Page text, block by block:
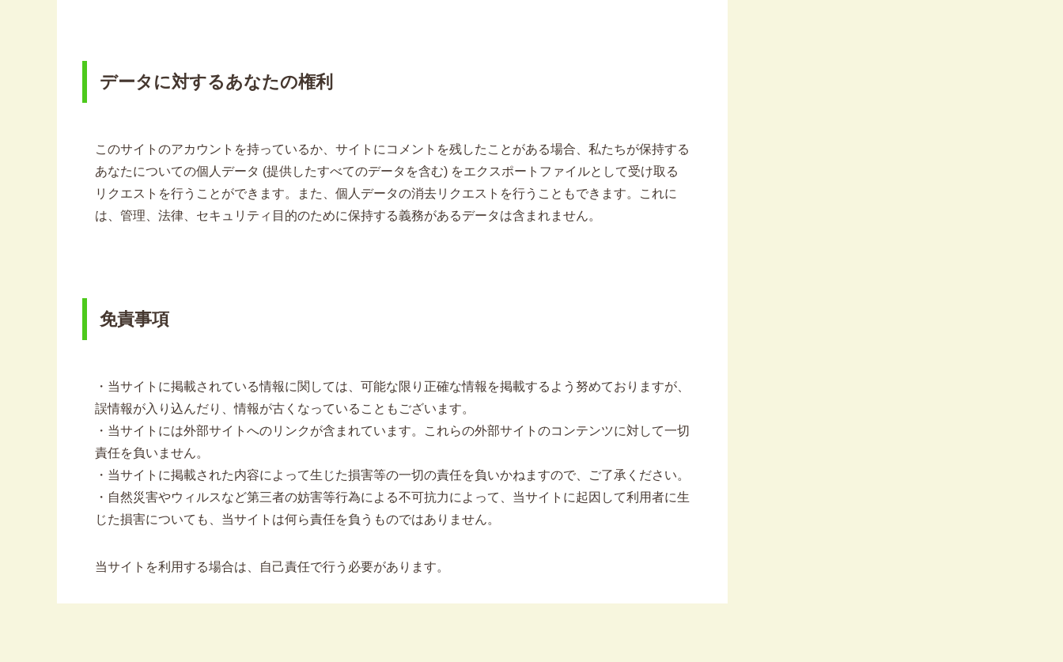
データに対するあなたの権利
このサイトのアカウントを持っているか、サイトにコメントを残したことがある場合、私たちが保持する
あなたについての個人データ (提供したすべてのデータを含む) をエクスポートファイルとして受け取る
リクエストを行うことができます。また、個人データの消去リクエストを行うこともできます。これに
は、管理、法律、セキュリティ目的のために保持する義務があるデータは含まれません。
免責事項
・当サイトに掲載されている情報に関しては、可能な限り正確な情報を掲載するよう努めておりますが、
誤情報が入り込んだり、情報が古くなっていることもございます。
・当サイトには外部サイトへのリンクが含まれています。これらの外部サイトのコンテンツに対して一切
責任を負いません。
・当サイトに掲載された内容によって生じた損害等の一切の責任を負いかねますので、ご了承ください。
・自然災害やウィルスなど第三者の妨害等行為による不可抗力によって、当サイトに起因して利用者に生
じた損害についても、当サイトは何ら責任を負うものではありません。
当サイトを利用する場合は、自己責任で行う必要があります。